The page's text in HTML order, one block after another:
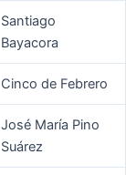
Santiago
Bayacora
Cinco de Febrero
José María Pino
Suárez